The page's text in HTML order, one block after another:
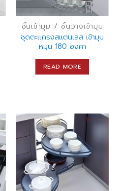
ชั้นเข้ามุม / ชั้นวางเข้ามุม
ชุดตะแกรงสแตนเลส เข้ามุม
หมุน 180 องศา
READ MORE